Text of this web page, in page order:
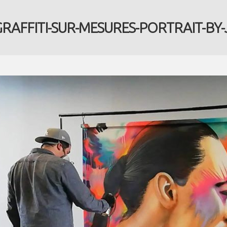
SUR-MESURES-PORTRAIT-